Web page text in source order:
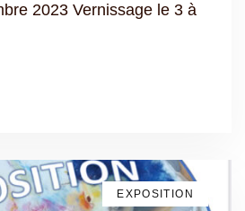
2023 Vernissage le 3 à
EXPOSITION